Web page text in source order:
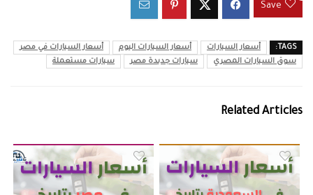
Save
TAGS: أسعار السيارات أسعار السيارات اليوم
أسعار السيارات في مصر
سوق السيارات المصري
سيارات جديدة مصر سيارات مستعملة
Related Articles